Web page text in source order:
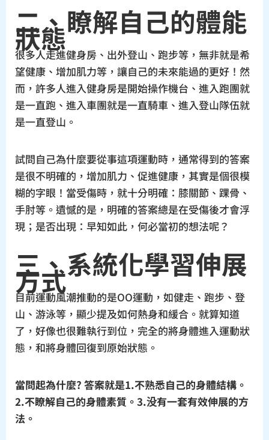
二、瞭解自己的體能
狀態
很多人走進健身房、出外登山、跑步等，無非就是希
望健康、增加肌力等，讓自己的未來能過的更好！然
而，許多人進入健身房是開始操作機台、進入跑團就
是一直跑、進入車團就是一直騎車、進入登山隊伍就
是一直登山。
試問自己為什麼要從事這項運動時，通常得到的答案
是很不明確的，增加肌力、促進健康，其實是個很模
糊的字眼！當受傷時，就十分明確：膝關節、踝骨、
手肘等。遺憾的是，明確的答案總是在受傷後才會浮
現；是否出現：早知如此，何必當初的想法呢？
三、系統化學習伸展
方式
目前運動風潮推動的是OO運動，如健走、跑步、登
山、游泳等，顯少提及如何熱身和緩合。就算知道
了，好像也很難執行到位，完全的將身體進入運動狀
態，和將身體回復到原始狀態。
當問起為什麼? 答案就是1.不熟悉自己的身體結構。
2.不瞭解自己的身體素質。3.没有一套有效伸展的方
法。